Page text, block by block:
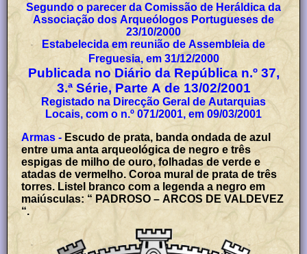
Segundo o parecer da Comissão de Heráldica da
Associação dos Arqueólogos Portugueses de
23/10/2000
Estabelecida em reunião de Assembleia de
Freguesia, em 31/12/2000
Publicada no Diário da República n.º 37,
3.ª Série, Parte A de 13/02/2001
Registado na Direcção Geral de Autarquias
Locais, com o n.º 071/2001, em 09/03/2001
Armas - Escudo de prata, banda ondada de azul
entre uma anta arqueológica de negro e três
espigas de milho de ouro, folhadas de verde e
atadas de vermelho. Coroa mural de prata de três
torres. Listel branco com a legenda a negro em
maiúsculas: “ PADROSO – ARCOS DE VALDEVEZ
“.